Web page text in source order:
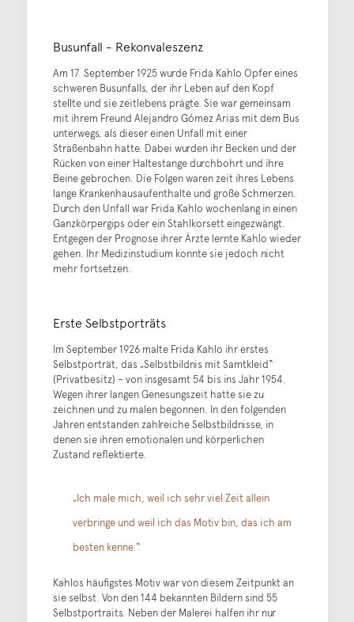
Busunfall - Rekonvaleszenz
Am 17. September 1925 wurde Frida Kahlo Opfer eines
schweren Busunfalls, der ihr Leben auf den Kopf
stellte und sie zeitlebens prägte. Sie war gemeinsam
mit ihrem Freund Alejandro Gómez Arias mit dem Bus
unterwegs, als dieser einen Unfall mit einer
Straßenbahn hatte. Dabei wurden ihr Becken und der
Rücken von einer Haltestange durchbohrt und ihre
Beine gebrochen. Die Folgen waren zeit ihres Lebens
lange Krankenhausaufenthalte und große Schmerzen.
Durch den Unfall war Frida Kahlo wochenlang in einen
Ganzkörpergips oder ein Stahlkorsett eingezwängt.
Entgegen der Prognose ihrer Ärzte lernte Kahlo wieder
gehen. Ihr Medizinstudium konnte sie jedoch nicht
mehr fortsetzen.
Erste Selbstporträts
Im September 1926 malte Frida Kahlo ihr erstes
Selbstporträt, das „Selbstbildnis mit Samtkleid“
(Privatbesitz) – von insgesamt 54 bis ins Jahr 1954.
Wegen ihrer langen Genesungszeit hatte sie zu
zeichnen und zu malen begonnen. In den folgenden
Jahren entstanden zahlreiche Selbstbildnisse, in
denen sie ihren emotionalen und körperlichen
Zustand reflektierte.
„Ich male mich, weil ich sehr viel Zeit allein
verbringe und weil ich das Motiv bin, das ich am
besten kenne.“
Kahlos häufigstes Motiv war von diesem Zeitpunkt an
sie selbst. Von den 144 bekannten Bildern sind 55
Selbstportraits. Neben der Malerei halfen ihr nur